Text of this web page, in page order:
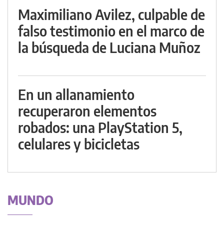
Maximiliano Avilez, culpable de
falso testimonio en el marco de
la búsqueda de Luciana Muñoz
En un allanamiento
recuperaron elementos
robados: una PlayStation 5,
celulares y bicicletas
MUNDO